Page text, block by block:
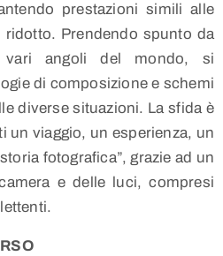
prestazioni simili alle
Prendendo spunto da
vari angoli del mondo, si
di composizione e schemi
diverse situazioni. La sfida è
un viaggio, un esperienza, un
fotografica”, grazie ad un
e delle luci, compresi